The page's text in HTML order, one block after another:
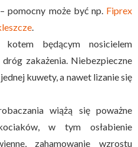
– pomocny może być np. Fiprex
będącym nosicielem
zakażenia. Niebezpieczne
kuwety, a nawet lizanie się
wiążą się poważne
w tym osłabienie
zahamowanie wzrostu